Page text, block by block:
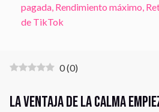
pagada, Rendimiento máximo,
de TikTok
0(0)
La ventaja de la calma